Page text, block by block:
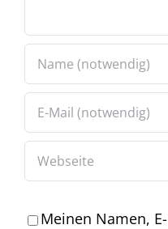
Meinen Namen,